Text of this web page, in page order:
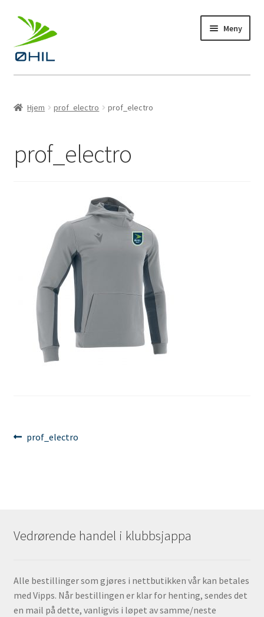
Hopp
navigasjon
Hopp
innhold
Meny
Hjem prof_electro prof_electro
prof_electro
Innleggsnavigasjon
Forrige
prof_electro
Vedrørende handel i klubbsjappa
Alle bestillinger som gjøres i nettbutikken vår kan betales
med Vipps. Når bestillingen er klar for henting, sendes det
en mail på dette, vanligvis i løpet av samme/neste